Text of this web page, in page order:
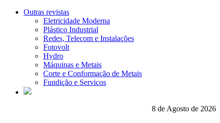
Outras revistas
Eletricidade Moderna
Plástico Industrial
Redes, Telecom e Instalações
Fotovolt
Hydro
Máquinas e Metais
Corte e Conformação de Metais
Fundição e Serviços
8 de Agosto de 2026